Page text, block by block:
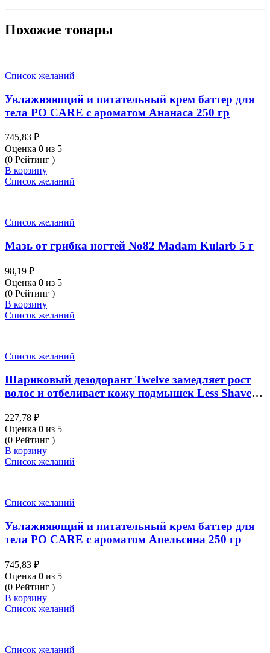
Похожие товары
Список желаний
Увлажняющий и питательный крем баттер для
тела PO CARE с ароматом Ананаса 250 гр
745,83 ₽
Оценка 0 из 5
(0 Рейтинг )
В корзину
Список желаний
Список желаний
Мазь от грибка ногтей No82 Madam Kularb 5 г
98,19 ₽
Оценка 0 из 5
(0 Рейтинг )
В корзину
Список желаний
Список желаний
Шариковый дезодорант Twelve замедляет рост
волос и отбеливает кожу подмышек Less Shave
227,78 ₽
Оценка 0 из 5
(0 Рейтинг )
В корзину
Список желаний
Список желаний
Увлажняющий и питательный крем баттер для
тела PO CARE с ароматом Апельсина 250 гр
745,83 ₽
Оценка 0 из 5
(0 Рейтинг )
В корзину
Список желаний
Список желаний